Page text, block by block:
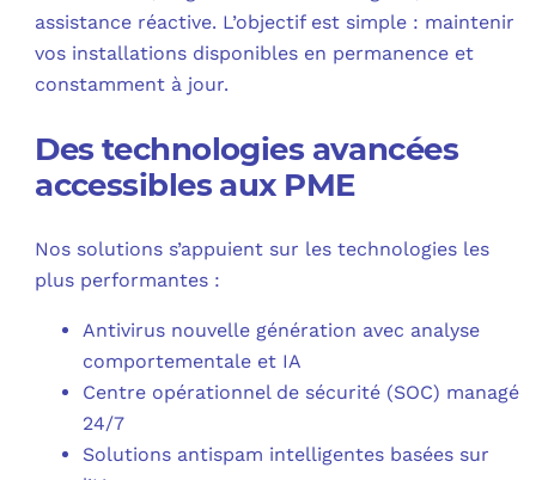
assistance réactive. L’objectif est simple : maintenir
vos installations disponibles en permanence et
constamment à jour.
Des technologies avancées
accessibles aux PME
Nos solutions s’appuient sur les technologies les
plus performantes :
Antivirus nouvelle génération avec analyse
comportementale et IA
Centre opérationnel de sécurité (SOC) managé
24/7
Solutions antispam intelligentes basées sur